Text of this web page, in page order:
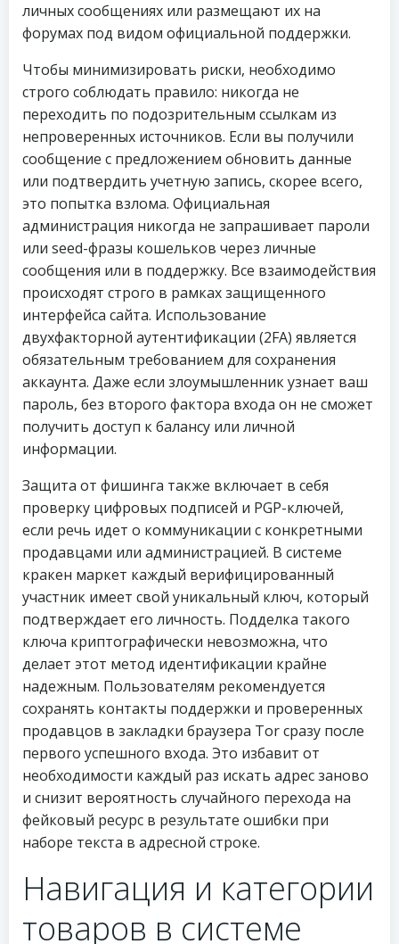
личных сообщениях или размещают их на
форумах под видом официальной поддержки.
Чтобы минимизировать риски, необходимо
строго соблюдать правило: никогда не
переходить по подозрительным ссылкам из
непроверенных источников. Если вы получили
сообщение с предложением обновить данные
или подтвердить учетную запись, скорее всего,
это попытка взлома. Официальная
администрация никогда не запрашивает пароли
или seed-фразы кошельков через личные
сообщения или в поддержку. Все взаимодействия
происходят строго в рамках защищенного
интерфейса сайта. Использование
двухфакторной аутентификации (2FA) является
обязательным требованием для сохранения
аккаунта. Даже если злоумышленник узнает ваш
пароль, без второго фактора входа он не сможет
получить доступ к балансу или личной
информации.
Защита от фишинга также включает в себя
проверку цифровых подписей и PGP-ключей,
если речь идет о коммуникации с конкретными
продавцами или администрацией. В системе
кракен маркет каждый верифицированный
участник имеет свой уникальный ключ, который
подтверждает его личность. Подделка такого
ключа криптографически невозможна, что
делает этот метод идентификации крайне
надежным. Пользователям рекомендуется
сохранять контакты поддержки и проверенных
продавцов в закладки браузера Tor сразу после
первого успешного входа. Это избавит от
необходимости каждый раз искать адрес заново
и снизит вероятность случайного перехода на
фейковый ресурс в результате ошибки при
наборе текста в адресной строке.
Навигация и категории
товаров в системе